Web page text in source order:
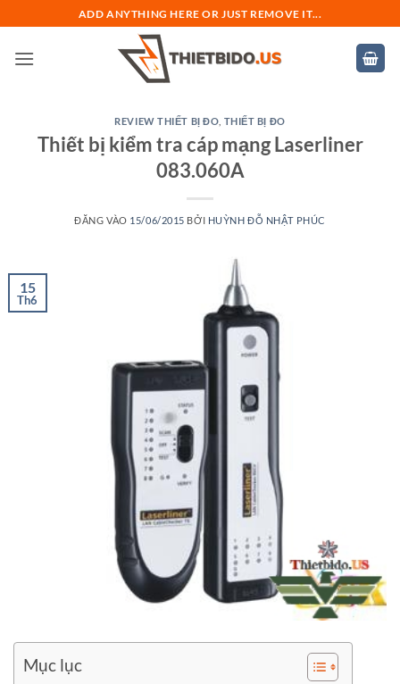
qua
nội
ADD ANYTHING HERE OR JUST REMOVE IT...
REVIEW THIẾT BỊ ĐO THIẾT BỊ ĐO
Thiết bị kiểm tra cáp mạng Laserliner
083.060A
ĐĂNG VÀO 15/06/2015 BỞI HUỲNH ĐỖ NHẬT PHÚC
15
Th6
Mục lục